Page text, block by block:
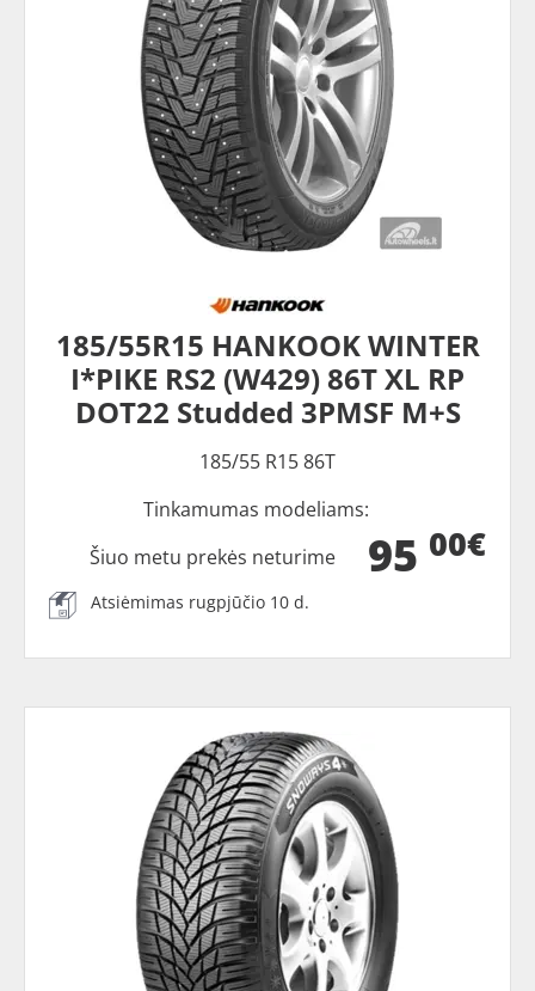
185/55R15 HANKOOK WINTER
I*PIKE RS2 (W429) 86T XL RP
DOT22 Studded 3PMSF M+S
185/55 R15 86T
Tinkamumas modeliams:
95 00€
Šiuo metu prekės neturime
Atsiėmimas rugpjūčio 10 d.